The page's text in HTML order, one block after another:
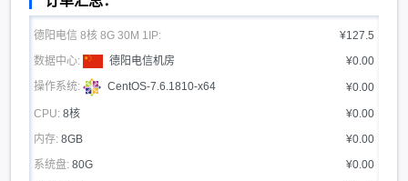
德阳电信 8核 8G 30M 1IP:
¥127.5
数据中心:
德阳电信机房 ¥0.00
操作系统: CentOS-7.6.1810-x64 ¥0.00
CPU: 8核
¥0.00
内存: 8GB
¥0.00
系统盘: 80G
¥0.00